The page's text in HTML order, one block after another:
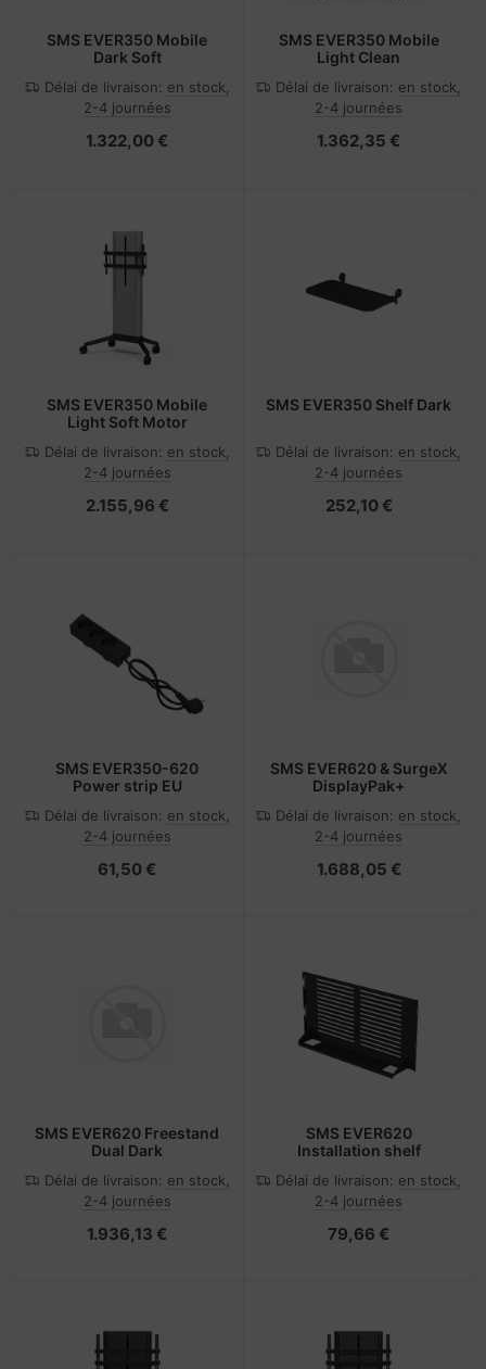
SMS EVER350 Mobile
Dark Soft
Délai de livraison: en stock,
2-4 journées
1.322,00 €
SMS EVER350 Mobile
Light Clean
Délai de livraison: en stock,
2-4 journées
1.362,35 €
SMS EVER350 Mobile
Light Soft Motor
Délai de livraison: en stock,
2-4 journées
2.155,96 €
SMS EVER350 Shelf Dark
Délai de livraison: en stock,
2-4 journées
252,10 €
SMS EVER350-620
Power strip EU
Délai de livraison: en stock,
2-4 journées
61,50 €
SMS EVER620 & SurgeX
DisplayPak+
Délai de livraison: en stock,
2-4 journées
1.688,05 €
SMS EVER620 Freestand
Dual Dark
Délai de livraison: en stock,
2-4 journées
1.936,13 €
SMS EVER620
Installation shelf
Délai de livraison: en stock,
2-4 journées
79,66 €